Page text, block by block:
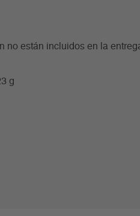
no están incluidos en la
g